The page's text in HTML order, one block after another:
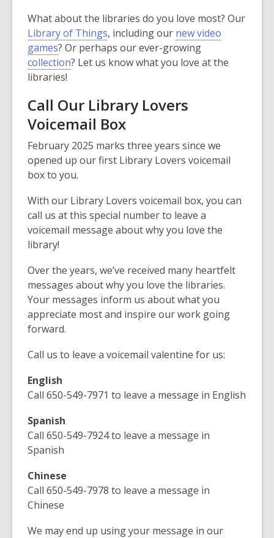
What about the libraries do you love most? Our
Library of Things, including our new video
games? Or perhaps our ever-growing
collection? Let us know what you love at the
libraries!
Call Our Library Lovers
Voicemail Box
February 2025 marks three years since we
opened up our first Library Lovers voicemail
box to you.
With our Library Lovers voicemail box, you can
call us at this special number to leave a
voicemail message about why you love the
library!
Over the years, we’ve received many heartfelt
messages about why you love the libraries.
Your messages inform us about what you
appreciate most and inspire our work going
forward.
Call us to leave a voicemail valentine for us:
English
Call 650-549-7971 to leave a message in English
Spanish
Call 650-549-7924 to leave a message in
Spanish
Chinese
Call 650-549-7978 to leave a message in
Chinese
We may end up using your message in our